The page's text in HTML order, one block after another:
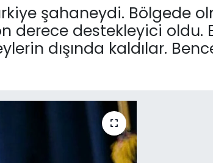
şahaneydi. Bölgede
derece destekleyici oldu.
dışında kaldılar.